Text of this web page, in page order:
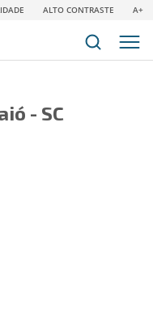
ALTO CONTRASTE A+
- SC